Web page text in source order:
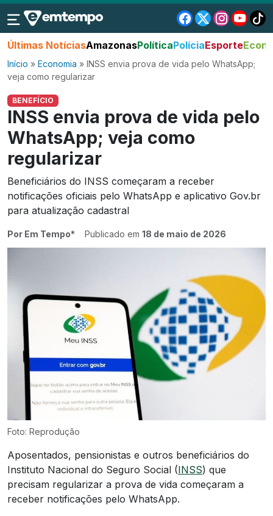
Últimas NotíciasAmazonasPolíticaPolíciaEsporte
Início » Economia » INSS envia prova de vida pelo WhatsApp;
veja como regularizar
BENEFÍCIO
INSS envia prova de vida pelo
WhatsApp; veja como
regularizar
Beneficiários do INSS começaram a receber
notificações oficiais pelo WhatsApp e aplicativo Gov.br
para atualização cadastral
Por Em Tempo* Publicado em 18 de maio de 2026
Foto: Reprodução
Aposentados, pensionistas e outros beneficiários do
Instituto Nacional do Seguro Social (INSS) que
precisam regularizar a prova de vida começaram a
receber notificações pelo WhatsApp.